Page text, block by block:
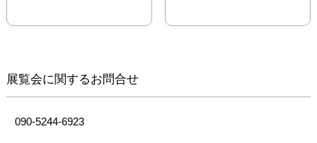
として参加、フォトグラ
年　東京藝術大学美術部
大学院　先端芸術表現科
究室に入る。卒業後は東
展覧会に関するお問合せ
090-5244-6923